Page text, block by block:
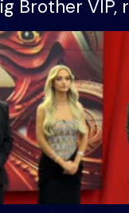
Brother VIP,
prej 100